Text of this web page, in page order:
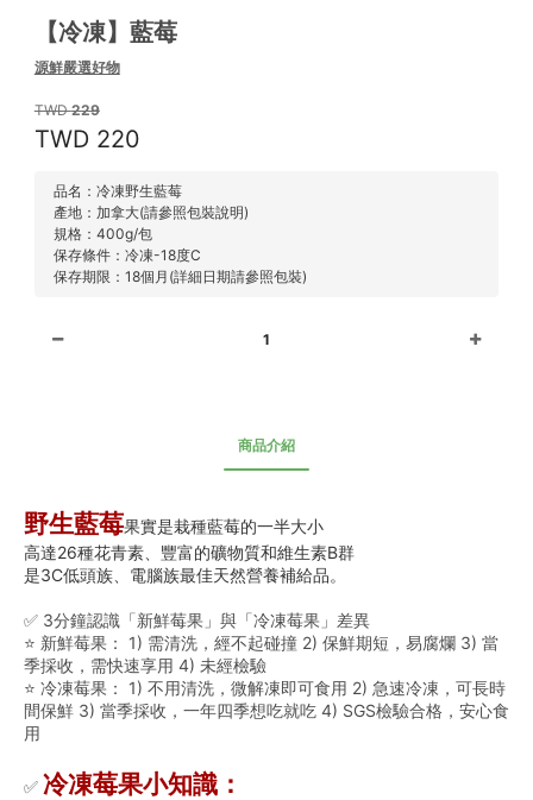
【冷凍】藍莓
源鮮嚴選好物
229
220
品名：冷凍野生藍莓
產地：加拿大(請參照包裝說明)
規格：400g/包
保存條件：冷凍-18度C
保存期限：18個月(詳細日期請參照包裝)
1
商品介紹
野生藍莓果實是栽種藍莓的一半大小
高達26種花青素、豐富的礦物質和維生素B群
是3C低頭族、電腦族最佳天然營養補給品。
✅ 3分鐘認識「新鮮莓果」與「冷凍莓果」差異
⭐ 新鮮莓果： 1) 需清洗，經不起碰撞 2) 保鮮期短，易腐爛 3) 當
季採收，需快速享用 4) 未經檢驗
⭐ 冷凍莓果： 1) 不用清洗，微解凍即可食用 2) 急速冷凍，可長時
間保鮮 3) 當季採收，一年四季想吃就吃 4) SGS檢驗合格，安心食
用
✅ 冷凍莓果小知識：